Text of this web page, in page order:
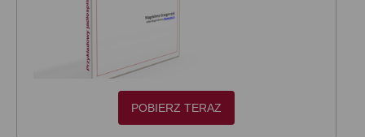
POBIERZ TERAZ